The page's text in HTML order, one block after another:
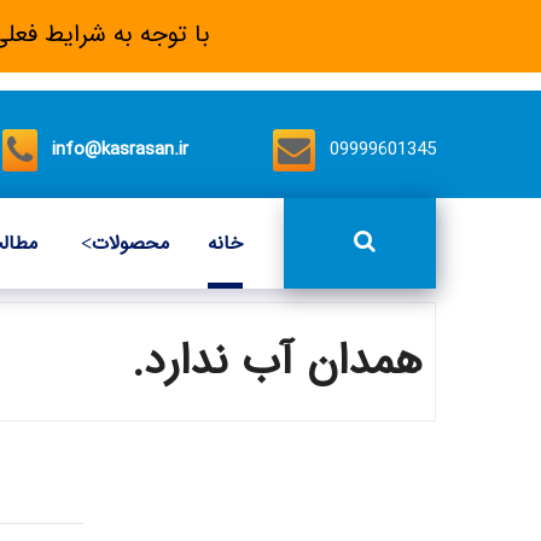
با توجه به شرایط
info@kasrasan.ir 09999601345
خانه محصولات
همدان آب ندارد.